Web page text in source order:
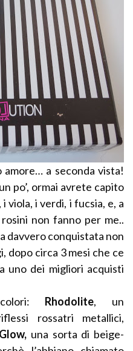
a seconda vista!
po’, ormai avrete capito
viola, i verdi, i fucsia, e, a
non fanno per me..
davvero conquistata non
dopo circa 3 mesi che ce
uno dei migliori acquisti
Rhodolite, un
rossatri metallici,
una sorta di beige-